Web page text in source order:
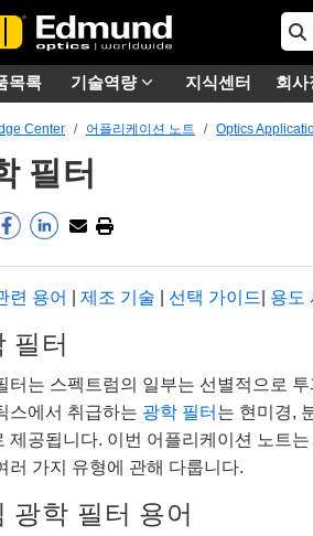
기술역량 지식센터 회사
목록
Center 어플리케이션 노트 Optics
필터
련 용어 제조 기술 선택 가이드 용도
필터
터는 스펙트럼의 일부는 선별적으로
스에서 취급하는 광학 필터 는 현미경,
제공됩니다. 이번 어플리케이션 노트
러 가지 유형에 관해 다룹니다.
광학 필터 용어